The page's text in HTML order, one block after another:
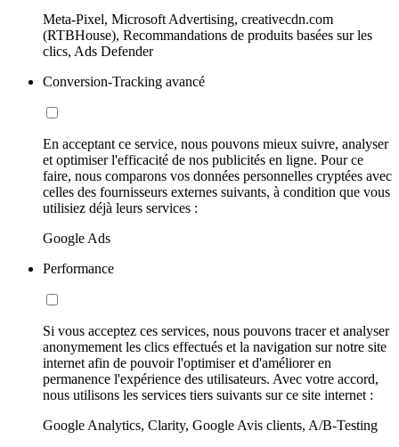
Meta-Pixel, Microsoft Advertising, creativecdn.com
(RTBHouse), Recommandations de produits basées sur les
clics, Ads Defender
Conversion-Tracking avancé
En acceptant ce service, nous pouvons mieux suivre, analyser
et optimiser l'efficacité de nos publicités en ligne. Pour ce
faire, nous comparons vos données personnelles cryptées avec
celles des fournisseurs externes suivants, à condition que vous
utilisiez déjà leurs services :
Google Ads
Performance
Si vous acceptez ces services, nous pouvons tracer et analyser
anonymement les clics effectués et la navigation sur notre site
internet afin de pouvoir l'optimiser et d'améliorer en
permanence l'expérience des utilisateurs. Avec votre accord,
nous utilisons les services tiers suivants sur ce site internet :
Google Analytics, Clarity, Google Avis clients, A/B-Testing